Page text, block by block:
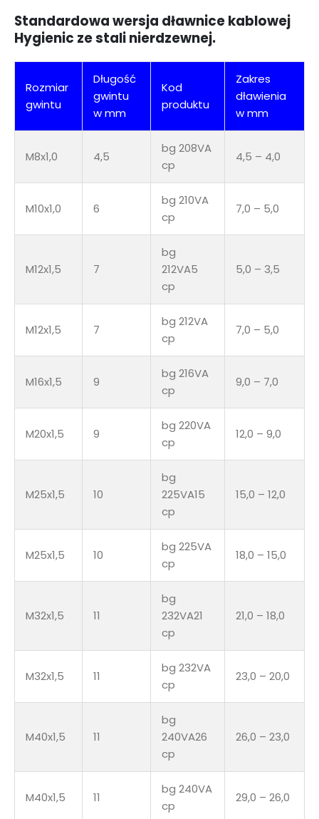
Standardowa wersja dławnice kablowej
Hygienic ze stali nierdzewnej.
Rozmiar
gwintu
Długość
gwintu
w mm
Kod
produktu
Zakres
dławienia
w mm
M8x1,0 4,5
bg 208VA
cp
4,5 – 4,0
M10x1,0 6
bg 210VA
cp
7,0 – 5,0
M12x1,5 7
bg
212VA5
cp
5,0 – 3,5
M12x1,5 7
bg 212VA
cp
7,0 – 5,0
M16x1,5 9
bg 216VA
cp
9,0 – 7,0
M20x1,5 9
bg 220VA
cp
12,0 – 9,0
M25x1,5 10
bg
225VA15
cp
15,0 – 12,0
M25x1,5 10
bg 225VA
cp
18,0 – 15,0
M32x1,5 11
bg
232VA21
cp
21,0 – 18,0
M32x1,5 11
bg 232VA
cp
23,0 – 20,0
M40x1,5 11
bg
240VA26
cp
26,0 – 23,0
M40x1,5 11
bg 240VA
cp
29,0 – 26,0